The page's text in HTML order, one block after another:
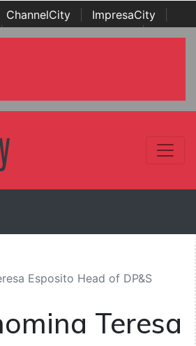
ChannelCity ImpresaCity
Italian Channel Awards | Italian
Esposito Head of DP&S
Teresa